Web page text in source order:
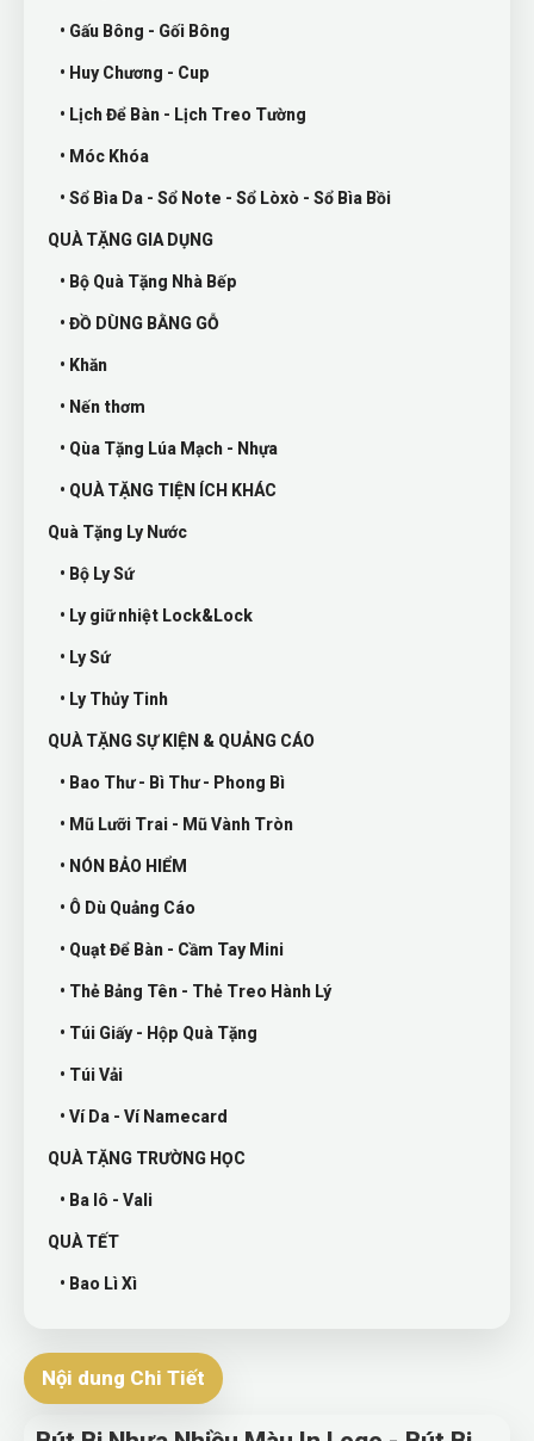
• Gấu Bông - Gối Bông
• Huy Chương - Cup
• Lịch Để Bàn - Lịch Treo Tường
• Móc Khóa
• Sổ Bìa Da - Sổ Note - Sổ Lòxò - Sổ Bìa Bồi
QUÀ TẶNG GIA DỤNG
• Bộ Quà Tặng Nhà Bếp
• ĐỒ DÙNG BẰNG GỖ
• Khăn
• Nến thơm
• Qùa Tặng Lúa Mạch - Nhựa
• QUÀ TẶNG TIỆN ÍCH KHÁC
Quà Tặng Ly Nước
• Bộ Ly Sứ
• Ly giữ nhiệt Lock&Lock
• Ly Sứ
• Ly Thủy Tinh
QUÀ TẶNG SỰ KIỆN & QUẢNG CÁO
• Bao Thư - Bì Thư - Phong Bì
• Mũ Lưỡi Trai - Mũ Vành Tròn
• NÓN BẢO HIỂM
• Ô Dù Quảng Cáo
• Quạt Để Bàn - Cầm Tay Mini
• Thẻ Bảng Tên - Thẻ Treo Hành Lý
• Túi Giấy - Hộp Quà Tặng
• Túi Vải
• Ví Da - Ví Namecard
QUÀ TẶNG TRƯỜNG HỌC
• Ba lô - Vali
QUÀ TẾT
• Bao Lì Xì
Nội dung Chi Tiết